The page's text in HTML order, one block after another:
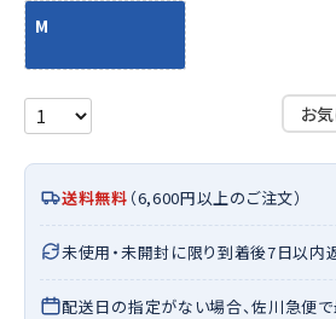
M
お
送料無料 （6,600円以上のご注文）
未使用・未開封に限り到着後7日以内
配送日の指定がない場合、佐川急便